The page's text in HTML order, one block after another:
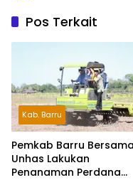
Pos Terkait
Kab. Barru
Pemkab Barru Bersama
Unhas Lakukan
Penanaman Perdana